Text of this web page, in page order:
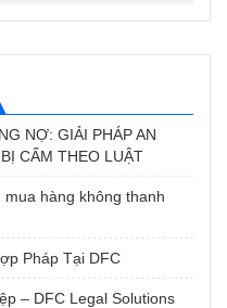
NỢ: GIẢI PHÁP AN
CẤM THEO LUẬT
hàng không thanh
Pháp Tại DFC
– DFC Legal Solutions